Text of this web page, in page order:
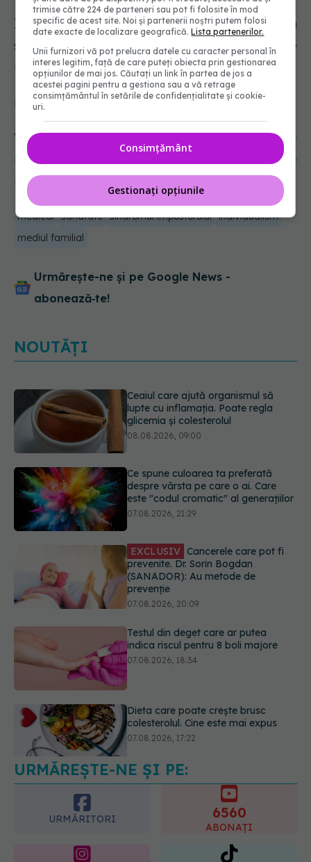
Într-un mediu care este într-o continuă
schimbare, nimeni nu este expert în ceea ce
urmează să facă.
Emoție subiacentă: teama de incompetență
Vezi și:Ceaiul de tătăneasă: de ce nu este
recomandat să îl bei. Care sunt efectele
negative pe care le poate aduce tătăneasa
medical sanatate sindromul impostorului individualism
mediul familial
Urmărește-ne și pe Google News -
abonează‑te!
NOUTĂȚI
Ce spune culoarea ta preferată
despre vârsta pe care o ai. Care
este "codul cromatic" al generațiilor
07.08.2026, 21:29
EXCLUSIV Cancerele care pot fi
prevenite. Dr. Sorin Bogdan
(SANADOR): Au metode de
prevenție
Testul din deget care ar putea
indica riscul pentru 8 boli majore
07.08.2026, 18:34
Dieta care poate crește brusc
colesterolul. Cine este mai expus
07.08.2026, 17:22
Ceaiul care ajută organismul să
lupte cu inflamația. Poate regla
glicemia și colesterolul
URMĂREȘTE-NE ȘI PE:
URMĂRITORI 6560
ABONAȚI
trimise către 224 de parteneri sau pot fi folosite în mod
specific de acest site. Noi și partenerii noștri putem folosi
date exacte de localizare geografică.Lista partenerilor.
Unii furnizori vă pot prelucra datele cu caracter personal în
interes legitim, față de care puteți obiecta prin gestionarea
opțiunilor de mai jos. Căutați un link în partea de jos a
acestei pagini pentru a gestiona sau a vă retrage
consimțământul în setările de confidențialitate și cookie-
uri.
Consimțământ
Gestionați opțiunile